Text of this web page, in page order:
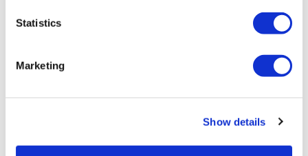
Statistics
Marketing
Show details
consulenza dettagliata. Discuteremo esigenze
desiderate, così da configurare la soluzione di
radiocomando ideale per le vostre macchine.